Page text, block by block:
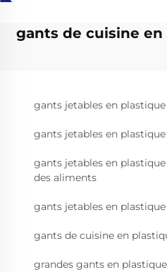
gants de cuisine
gants jetables en
gants jetables en
gants jetables en
des aliments
gants jetables en
gants de cuisine en
grandes gants en